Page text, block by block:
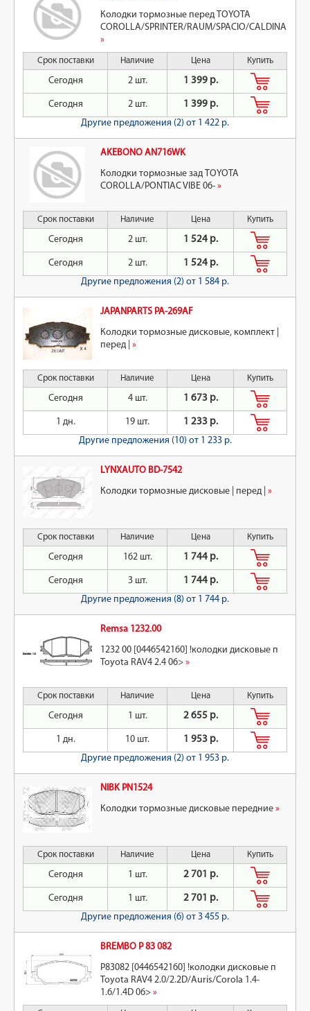
Колодки тормозные перед TOYOTA
COROLLA/SPRINTER/RAUM/SPACIO/CALDINA
»
Срок поставки Наличие Цена Купить
Сегодня 2 шт. 1 399 р.
Сегодня 2 шт.
1 399 р.
Другие предложения (2) от 1 422 р.
AKEBONO AN716WK
Колодки тормозные зад TOYOTA
COROLLA/PONTIAC VIBE 06- »
Срок поставки Наличие Цена Купить
Сегодня 2 шт. 1 524 р.
Сегодня 2 шт.
1 524 р.
Другие предложения (2) от 1 584 р.
JAPANPARTS PA-269AF
Колодки тормозные дисковые, комплект |
перед | »
Срок поставки Наличие Цена Купить
Сегодня 4 шт. 1 673 р.
1 дн. 19 шт.
1 233 р.
Другие предложения (10) от 1 233 р.
LYNXAUTO BD-7542
Колодки тормозные дисковые | перед | »
Срок поставки Наличие Цена Купить
Сегодня 162 шт. 1 744 р.
Сегодня 3 шт.
1 744 р.
Другие предложения (8) от 1 744 р.
Remsa 1232.00
1232 00 [0446542160] !колодки дисковые п
Toyota RAV4 2.4 06> »
Срок поставки Наличие Цена Купить
Сегодня 1 шт. 2 655 р.
1 дн. 10 шт.
1 953 р.
Другие предложения (2) от 1 953 р.
NIBK PN1524
Колодки тормозные дисковые передние »
Срок поставки Наличие Цена Купить
Сегодня 1 шт. 2 701 р.
Сегодня 1 шт.
2 701 р.
Другие предложения (6) от 3 455 р.
BREMBO P 83 082
P83082 [0446542160] !колодки дисковые п
Toyota RAV4 2.0/2.2D/Auris/Corola 1.4-
1.6/1.4D 06> »